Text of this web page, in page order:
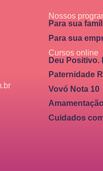
Nossos
Para sua
Para sua
Cursos online
Deu Positivo.
Paternidade
Vovó Nota 10
Cuidados